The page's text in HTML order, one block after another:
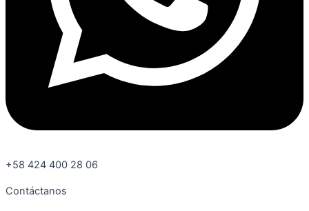
+58 424 400 28 06
Contáctanos